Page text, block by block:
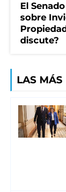
El
sobre
discute?
LAS MÁS